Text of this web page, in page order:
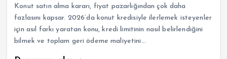
Konut satın alma kararı, fiyat pazarlığından çok daha
fazlasını kapsar. 2026’da konut kredisiyle ilerlemek isteyenler
için asıl farkı yaratan konu, kredi limitinin nasıl belirlendiğini
bilmek ve toplam geri ödeme maliyetini…